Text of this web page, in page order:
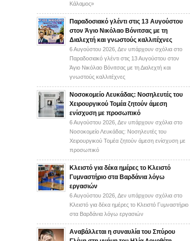
Κάλαμος»
Παραδοσιακό γλέντι στις 13 Αυγούστου
στον Άγιο Νικόλαο Βόνιτσας με τη
Διαλεχτή και γνωστούς καλλιτέχνες
6 Αυγούστου 2026, Δεν υπάρχουν σχόλια στο
Παραδοσιακό γλέντι στις 13 Αυγούστου στον
Άγιο Νικόλαο Βόνιτσας με τη Διαλεχτή και
γνωστούς καλλιτέχνες
Νοσοκομείο Λευκάδας: Νοσηλευτές του
Χειρουργικού Τομέα ζητούν άμεση
ενίσχυση με προσωπικό
6 Αυγούστου 2026, Δεν υπάρχουν σχόλια στο
Νοσοκομείο Λευκάδας: Νοσηλευτές του
Χειρουργικού Τομέα ζητούν άμεση ενίσχυση με
προσωπικό
Κλειστό για δέκα ημέρες το Κλειστό
Γυμναστήριο στα Βαρδάνια λόγω
εργασιών
6 Αυγούστου 2026, Δεν υπάρχουν σχόλια στο
Κλειστό για δέκα ημέρες το Κλειστό Γυμναστήριο
στα Βαρδάνια λόγω εργασιών
Αναβάλλεται η συναυλία του Σπύρου